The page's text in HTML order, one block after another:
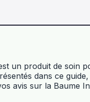
un produit de soin
dans ce
avis sur la Baume